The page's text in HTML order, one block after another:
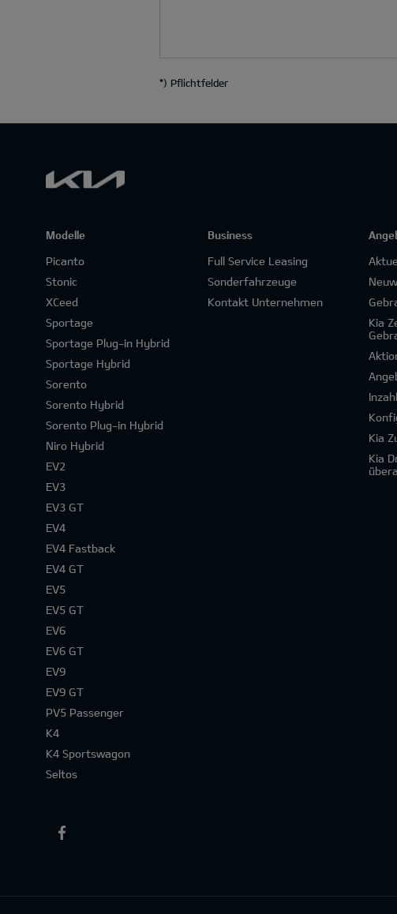
*) Pflichtfelder
Modelle
Picanto
Stonic
XCeed
Sportage
Sportage Plug-in Hybrid
Sportage Hybrid
Sorento
Sorento Hybrid
Sorento Plug-in Hybrid
Niro Hybrid
EV2
EV3
EV3 GT
EV4
EV4 Fastback
EV4 GT
EV5
EV5 GT
EV6
EV6 GT
EV9
EV9 GT
PV5 Passenger
K4
K4 Sportswagon
Seltos
Business
Full Service Leasing
Sonderfahrzeuge
Kontakt Unternehmen
Kia
Kia
Kia